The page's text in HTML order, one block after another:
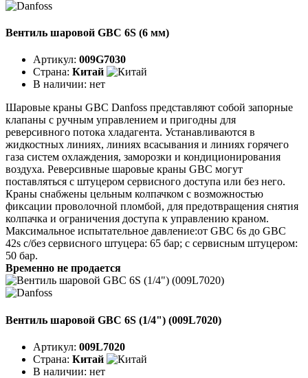
Вентиль шаровой GBC 6S (6 мм)
Артикул: 009G7030
Страна: Китай
В наличии: нет
Шаровые краны GBC Danfoss представляют собой запорные
клапаны с ручным управлением и пригодны для
реверсивного потока хладагента. Устанавливаются в
жидкостных линиях, линиях всасывания и линиях горячего
газа систем охлаждения, заморозки и кондиционирования
воздуха. Реверсивные шаровые краны GBC могут
поставляться с штуцером сервисного доступа или без него.
Краны снабжены цельным колпачком с возможностью
фиксации проволочной пломбой, для предотвращения снятия
колпачка и ограничения доступа к управлению краном.
Максимальное испытательное давление:от GBC 6s до GBC
42s с/без сервисного штуцера: 65 бар; с сервисным штуцером:
50 бар.
Временно не продается
Вентиль шаровой GBC 6S (1/4") (009L7020)
Артикул: 009L7020
Страна: Китай
В наличии: нет